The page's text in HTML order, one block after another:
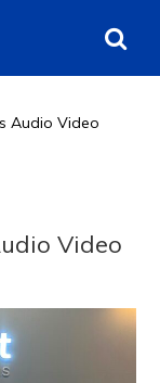
Audio Video
Video